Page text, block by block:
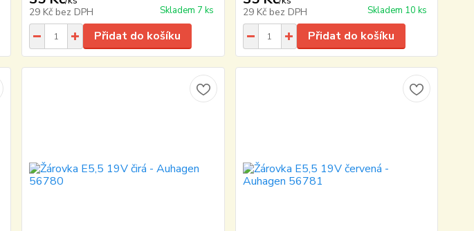
29 Kč bez DPH Skladem 7 ks
Přidat do košíku
29 Kč bez DPH Skladem 10 ks
Přidat do košíku